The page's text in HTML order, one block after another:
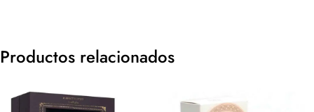
Productos relacionados